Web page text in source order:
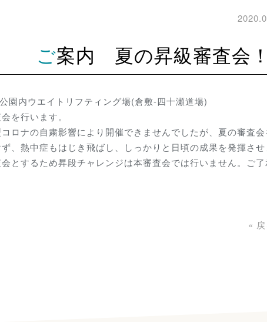
ご案内 夏の昇級審査会
園内ウエイトリフティング場(倉敷-四十瀬道場)
を行います。
ロナの自粛影響により開催できませんでしたが、夏の審査会
、熱中症もはじき飛ばし、しっかりと日頃の成果を発揮させ
とするため昇段チャレンジは本審査会では行いません。ご
«